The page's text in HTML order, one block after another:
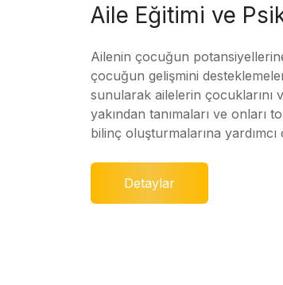
Aile Eğitimi ve
Ailenin çocuğun
çocuğun gelişmini
sunularak ailelerin çocuklarını
yakından tanımaları ve onları
bilinç oluşturmalarına yardımcı
Detaylar